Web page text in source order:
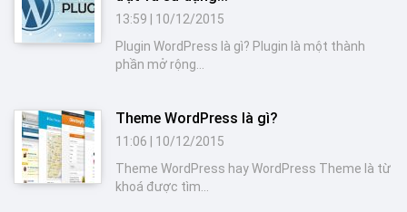
13:59
10/12/2015
Plugin WordPress là gì? Plugin là một thành
phần mở rộng...
Theme WordPress là gì?
11:06
10/12/2015
Theme WordPress hay WordPress Theme là từ
khoá được tìm...